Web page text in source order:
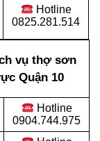
Hotline
0825.281.514
vụ thợ sơn
Quận 10
Hotline
0904.744.975